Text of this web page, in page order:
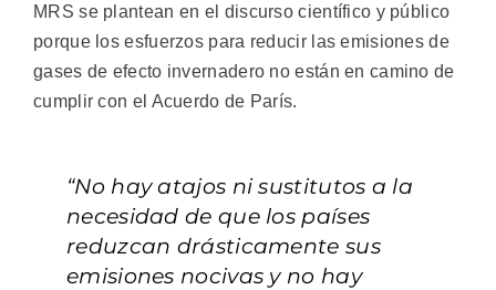
MRS se plantean en el discurso científico y público
porque los esfuerzos para reducir las emisiones de
gases de efecto invernadero no están en camino de
cumplir con el Acuerdo de París.
“No hay atajos ni sustitutos a la
necesidad de que los países
reduzcan drásticamente sus
emisiones nocivas y no hay